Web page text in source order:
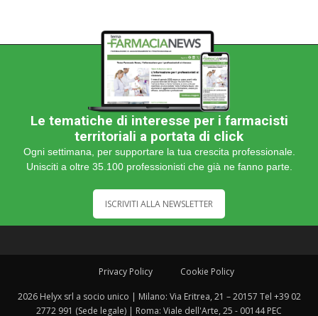
Le tematiche di interesse per i farmacisti
territoriali a portata di click
Ogni settimana, per supportare la tua crescita professionale.
Unisciti a oltre 35.100 professionisti che già ne fanno parte.
ISCRIVITI ALLA NEWSLETTER
Privacy Policy Cookie Policy
2026 Helyx srl a socio unico | Milano: Via Eritrea, 21 – 20157 Tel +39 02
2772 991 (Sede legale) | Roma: Viale dell'Arte, 25 - 00144 PEC